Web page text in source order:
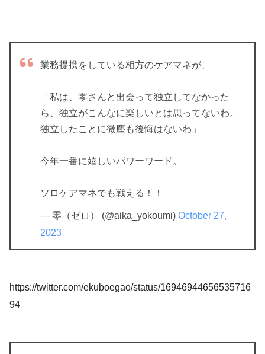
業務提携をしている相方のケアマネが、
「私は、零さんと出会って独立してなかった
ら、独立がこんなに楽しいとは思ってないわ。
独立したことに微塵も後悔はないわ」
今年一番に嬉しいパワーワード。
ソロケアマネでも戦える！！
— 零（ゼロ） (@aika_yokoumi) October 27,
2023
https://twitter.com/ekuboegao/status/16946944656535716
94